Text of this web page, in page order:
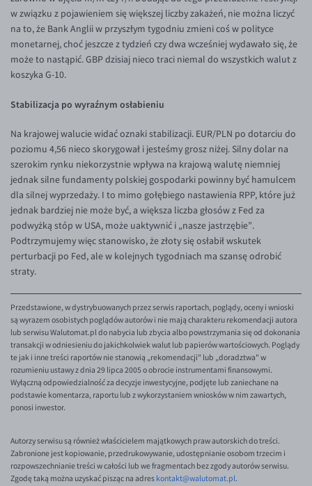
EUR/ZAR
GBP/USD
USD/CHF
GBP/CHF
w związku z pojawieniem się większej liczby zakażeń, nie można liczyć
na to, że Bank Anglii w przyszłym tygodniu zmieni coś w polityce
monetarnej, choć jeszcze z tydzień czy dwa wcześniej wydawało się, że
może to nastąpić. GBP dzisiaj nieco traci niemal do wszystkich walut z
koszyka G-10.
Stabilizacja po wyraźnym osłabieniu
Na krajowej walucie widać oznaki stabilizacji. EUR/PLN po dotarciu do
poziomu 4,56 nieco skorygował i jesteśmy grosz niżej. Silny dolar na
szerokim rynku niekorzystnie wpływa na krajową walutę niemniej
jednak silne fundamenty polskiej gospodarki powinny być hamulcem
dla silnej wyprzedaży. I to mimo gołębiego nastawienia RPP, które już
jednak bardziej nie może być, a większa liczba głosów z Fed za
podwyżką stóp w USA, może uaktywnić i „nasze jastrzębie”.
Podtrzymujemy więc stanowisko, że złoty się osłabił wskutek
perturbacji po Fed, ale w kolejnych tygodniach ma szansę odrobić
straty.
Przedstawione, w dystrybuowanych przez serwis raportach, poglądy, oceny i wnioski
są wyrazem osobistych poglądów autorów i nie mają charakteru rekomendacji autora
lub serwisu Walutomat.pl do nabycia lub zbycia albo powstrzymania się od dokonania
transakcji w odniesieniu do jakichkolwiek walut lub papierów wartościowych. Poglądy
te jak i inne treści raportów nie stanowią „rekomendacji" lub „doradztwa" w
rozumieniu ustawy z dnia 29 lipca 2005 o obrocie instrumentami finansowymi.
Wyłączną odpowiedzialność za decyzje inwestycyjne, podjęte lub zaniechane na
podstawie komentarza, raportu lub z wykorzystaniem wniosków w nim zawartych,
ponosi inwestor.
Autorzy serwisu są również właścicielem majątkowych praw autorskich do treści.
Zabronione jest kopiowanie, przedrukowywanie, udostępnianie osobom trzecim i
rozpowszechnianie treści w całości lub we fragmentach bez zgody autorów serwisu.
Zgodę taką można uzyskać pisząc na adres kontakt@walutomat.pl.